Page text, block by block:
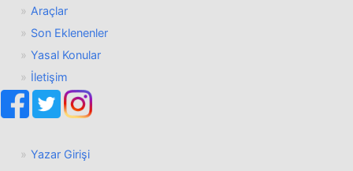
Araçlar
Son Eklenenler
Yasal Konular
İletişim
Yazar Girişi